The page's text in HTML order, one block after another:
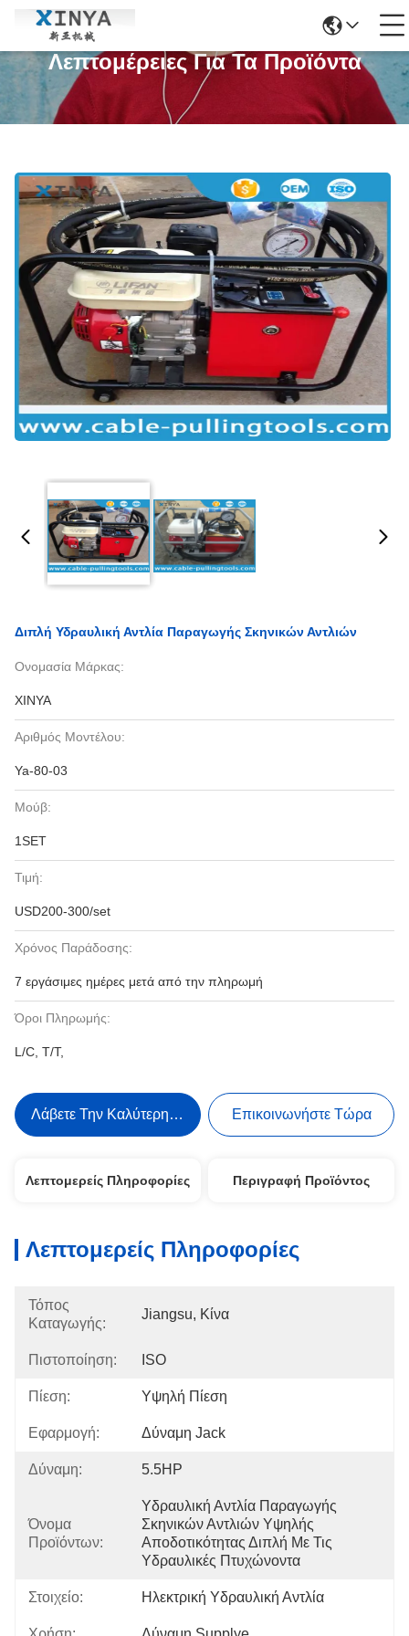
Λεπτομέρειες Για Τα Προϊόντα
Διπλή Υδραυλική Αντλία Παραγωγής Σκηνικών Αντλιών
Ονομασία Μάρκας:
XINYA
Αριθμός Μοντέλου:
Ya-80-03
Μούβ:
1SET
Τιμή:
USD200-300/set
Χρόνος Παράδοσης:
7 εργάσιμες ημέρες μετά από την πληρωμή
Όροι Πληρωμής:
L/C, T/T,
Λάβετε Την Καλύτερη Τιμή Επικοινωνήστε Τώρα
Λεπτομερείς Πληροφορίες Περιγραφή Προϊόντος
Λεπτομερείς Πληροφορίες
Τόπος
Καταγωγής:
Jiangsu, Κίνα
Πιστοποίηση: ISO
Πίεση: Υψηλή Πίεση
Εφαρμογή: Δύναμη Jack
Δύναμη: 5.5HP
Όνομα
Προϊόντων:
Υδραυλική Αντλία Παραγωγής
Σκηνικών Αντλιών Υψηλής
Αποδοτικότητας Διπλή Με Τις
Υδραυλικές Πτυχώνοντα
Στοιχείο: Ηλεκτρική Υδραυλική Αντλία